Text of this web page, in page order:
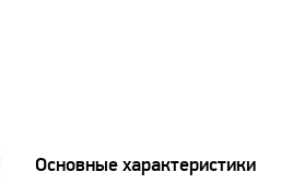
Основные характеристики